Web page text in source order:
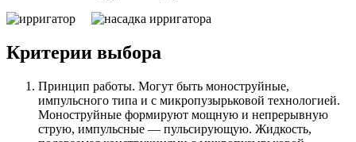
Критерии выбора
Принцип работы. Могут быть моноструйные,
импульсного типа и с микропузырьковой технологией.
Моноструйные формируют мощную и непрерывную
струю, импульсные — пульсирующую. Жидкость,